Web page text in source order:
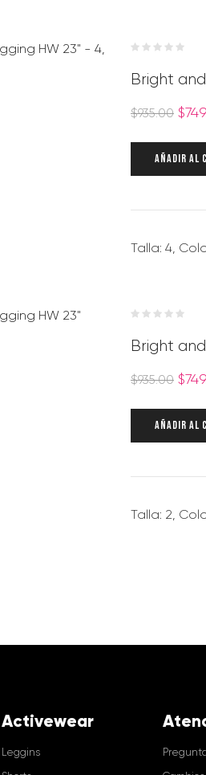
Bright
$935.00 $
AÑADIR AL
Talla: 4,
Bright
$935.00 $
AÑADIR AL
Talla: 2,
Activewear
Leggins